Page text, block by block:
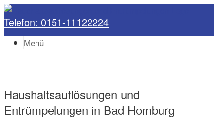
Telefon: 0151-11122224
Menü
Haushaltsauflösungen und
Entrümpelungen in Bad Homburg